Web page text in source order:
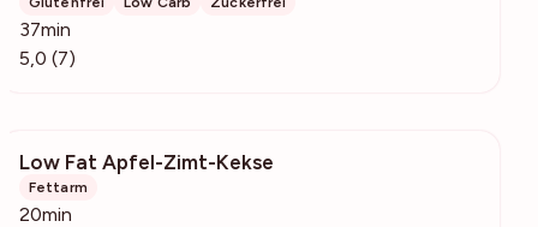
37min
5,0 (7)
Low Fat Apfel-Zimt-Kekse
Fettarm
20min